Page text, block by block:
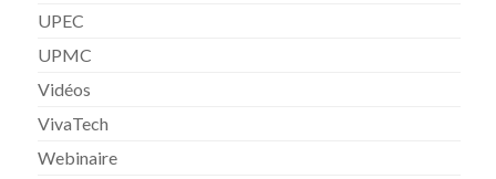
UPEC
UPMC
Vidéos
VivaTech
Webinaire